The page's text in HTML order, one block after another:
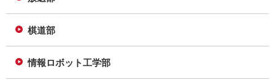
棋道部
情報ロボット工学部